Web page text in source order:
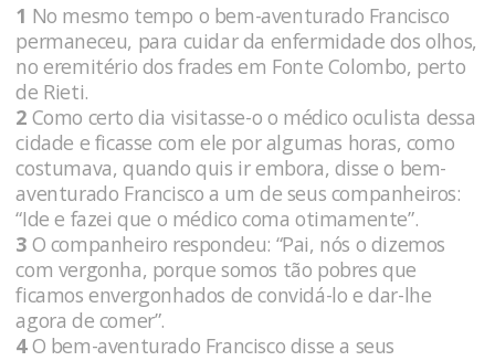
1 No mesmo tempo o bem-aventurado Francisco
permaneceu, para cuidar da enfermidade dos olhos,
no eremitério dos frades em Fonte Colombo, perto
de Rieti.
2 Como certo dia visitasse-o o médico oculista dessa
cidade e ficasse com ele por algumas horas, como
costumava, quando quis ir embora, disse o bem-
aventurado Francisco a um de seus companheiros:
“Ide e fazei que o médico coma otimamente”.
3 O companheiro respondeu: “Pai, nós o dizemos
com vergonha, porque somos tão pobres que
ficamos envergonhados de convidá-lo e dar-lhe
agora de comer”.
4O bem-aventurado Francisco disse a seus